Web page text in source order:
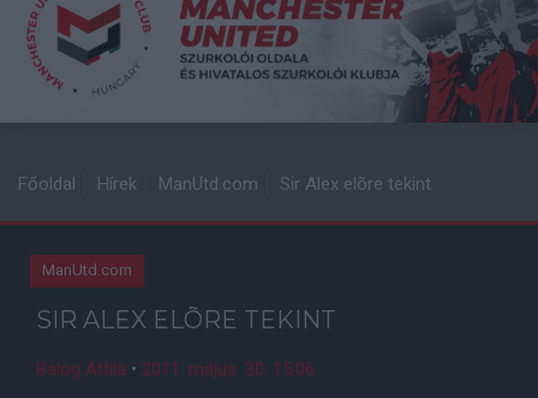
Főoldal Hírek ManUtd.com Sir Alex elõre tekint
ManUtd.com
SIR ALEX ELÕRE TEKINT
Balog Attila • 2011. május. 30. 15:06